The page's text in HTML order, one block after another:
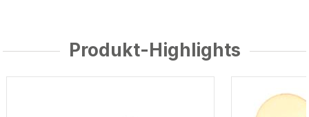
Produkt-Highlights